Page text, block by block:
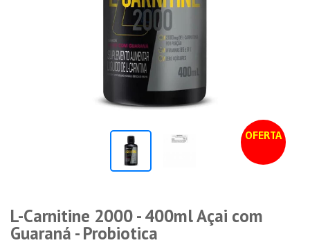
OFERTA
L-Carnitine 2000 - 400ml Açai com
Guaraná - Probiotica